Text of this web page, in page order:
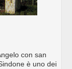
con san
è uno dei